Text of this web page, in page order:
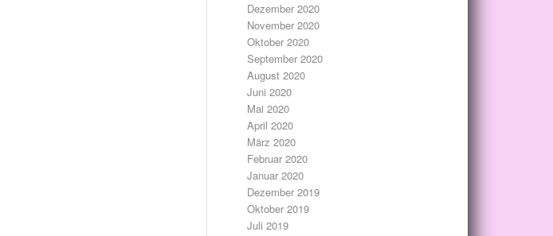
Dezember 2020
November 2020
Oktober 2020
September 2020
August 2020
Juni 2020
Mai 2020
April 2020
März 2020
Februar 2020
Januar 2020
Dezember 2019
Oktober 2019
Juli 2019